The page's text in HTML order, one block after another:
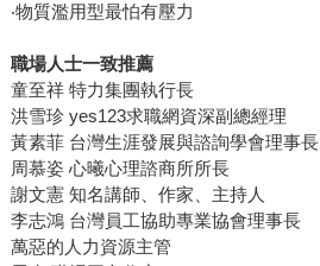
‧物質濫用型最怕有壓力
職場人士一致推薦
童至祥 特力集團執行長
洪雪珍 yes123求職網資深副總經理
黃素菲 台灣生涯發展與諮詢學會理事長
周慕姿 心曦心理諮商所所長
謝文憲 知名講師、作家、主持人
李志鴻 台灣員工協助專業協會理事長
萬惡的人力資源主管